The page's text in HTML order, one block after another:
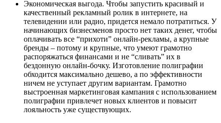
Экономическая выгода. Чтобы запустить красивый и
качественный рекламный ролик в интернете, на
телевидении или радио, придется немало потратиться. У
начинающих бизнесменов просто нет таких денег, чтобы
оплачивать все “прихоти” онлайн-рекламы, а крупные
бренды – потому и крупные, что умеют грамотно
распоряжаться финансами и не “сливать” их в
бездонную онлайн-бочку. Изготовление полиграфии
обходится максимально дешево, а по эффективности
ничем не уступает другим вариантам. Грамотно
выстроенная маркетинговая кампания с использованием
полиграфии привлечет новых клиентов и повысит
лояльность уже существующих.